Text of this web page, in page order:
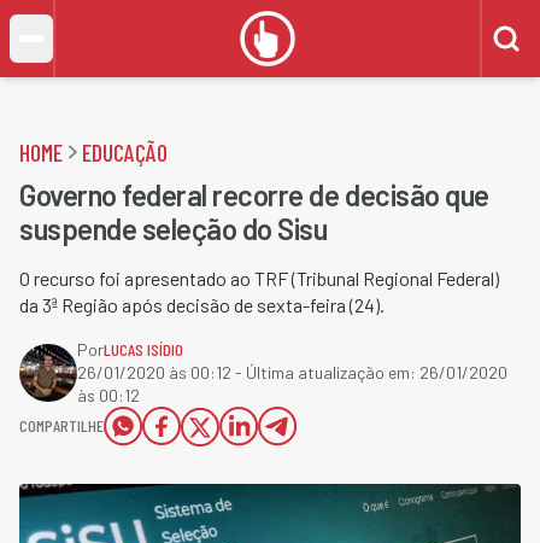
HOME EDUCAÇÃO
Governo federal recorre de decisão que
suspende seleção do Sisu
O recurso foi apresentado ao TRF (Tribunal Regional Federal)
da 3ª Região após decisão de sexta-feira (24).
PorLUCAS ISÍDIO
26/01/2020 às 00:12 - Última atualização em: 26/01/2020
às 00:12
COMPARTILHE